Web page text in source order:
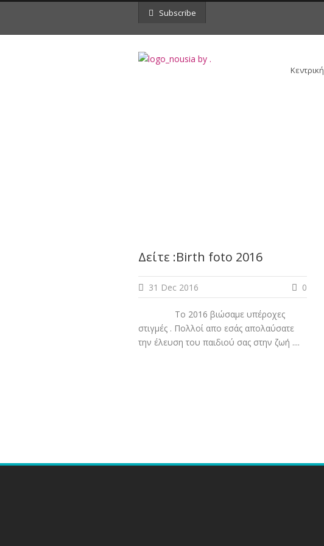
Subscribe
Κεντρική
Δείτε :Birth foto 2016
31 Dec 2016 0
Το 2016 βιώσαμε υπέροχες
στιγμές . Πολλοί απο εσάς απολαύσατε
την έλευση του παιδιού σας στην ζωή ....